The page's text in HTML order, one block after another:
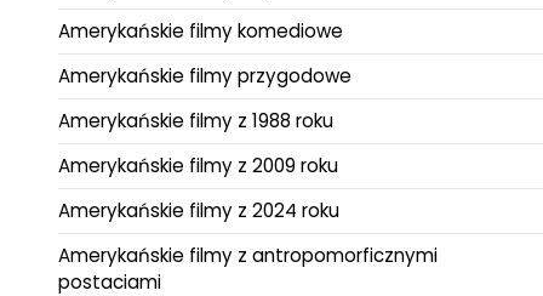
Amerykańskie filmy komediowe
Amerykańskie filmy przygodowe
Amerykańskie filmy z 1988 roku
Amerykańskie filmy z 2009 roku
Amerykańskie filmy z 2024 roku
Amerykańskie filmy z antropomorficznymi
postaciami